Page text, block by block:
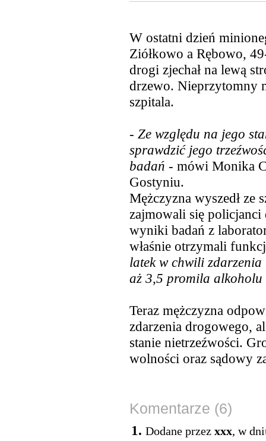
W ostatni dzień
Ziółkowo a Rębowo,
drogi zjechał na lewą
drzewo. Nieprzytomny
szpitala.
- Ze względu na jego
sprawdzić jego
badań - mówi Monika
Gostyniu.
Mężczyzna wyszedł ze
zajmowali się
wyniki badań z
właśnie otrzymali
latek w chwili zdarzenia
aż 3,5 promila alkoholu
Teraz mężczyzna
zdarzenia drogowego,
stanie nietrzeźwości.
wolności oraz sądowy
Komentarze (6)
1. Dodane przez xxx, w